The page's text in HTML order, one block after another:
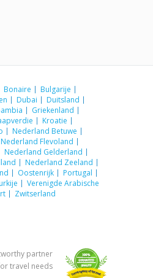
Bonaire
Bulgarije
Dubai
Duitsland
Griekenland
Kroatie
Nederland Betuwe
Nederland Flevoland
Nederland Gelderland
Nederland Zeeland
Oostenrijk
Portugal
Verenigde Arabische
Zwitserland
partner
travel needs